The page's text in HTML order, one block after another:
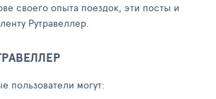
своего опыта поездок, эти посты и
Рутравеллер.
пользователи могут: